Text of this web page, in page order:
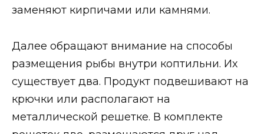
заменяют кирпичами или камнями.
Далее обращают внимание на способы
размещения рыбы внутри коптильни. Их
существует два. Продукт подвешивают на
крючки или располагают на
металлической решетке. В комплекте